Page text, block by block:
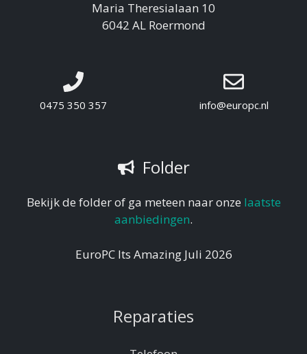
Maria Theresialaan 10
6042 AL Roermond
0475 350 357 info@europc.nl
Folder
Bekijk de folder of ga meteen naar onze laatste
aanbiedingen.
EuroPC Its Amazing Juli 2026
Reparaties